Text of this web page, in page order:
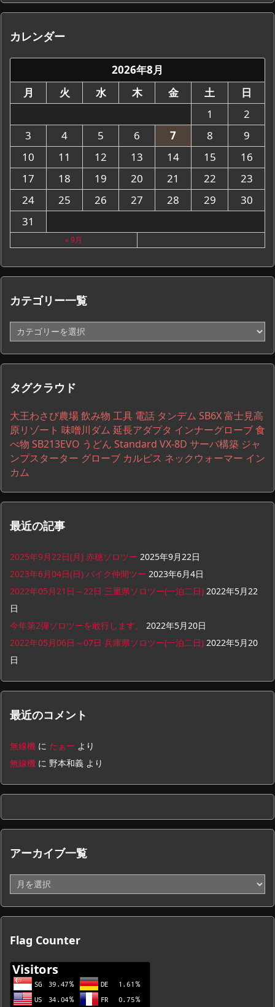
カレンダー
2026年8月
月
火 水 木 金 土
日
1
2
3
4 5 6 7 8
9
10
11 12 13 14 15
16
17
18 19 20 21 22
23
24
25 26 27 28 29
30
31
« 9月
カテゴリー一覧
テ
ゴ
リ
一
タグクラウド
大王わさび農場飲み物 工具 電話 タンデム SB6X富士見高
原リゾート 味噌川ダム 延長アダプタ インナーグローブ食
べ物 SB213EVO うどん Standard VX-8D サーバ構築 ジャ
ンプスターター グローブ カルピス ネックウォーマー イン
カム
最近の記事
2025年9月22日(月) 赤穂ソロツー 2025年9月22日
2023年6月04日(日) バイク仲間ツー 2023年6月4日
2022年05月21日～22日 三重県ソロツー(一泊二日) 2022年5月22
日
今年第2弾ソロツーを敢行します。
2022年5月20日
2022年05月06日～07日 兵庫県ソロツー(一泊二日) 2022年5月20
日
最近のコメント
無線機 に たぁー より
無線機 に 野本和義 より
アーカイブ一覧
ー
カ
イ
一
Flag Counter